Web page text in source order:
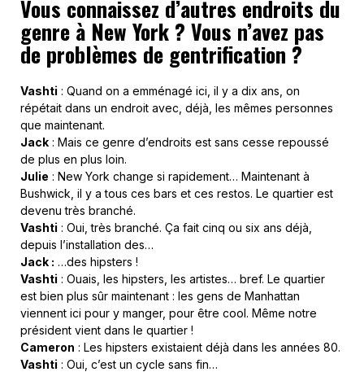
Vous connaissez d’autres endroits du
genre à New York ? Vous n’avez pas
de problèmes de gentrification ?
Vashti : Quand on a emménagé ici, il y a dix ans, on
répétait dans un endroit avec, déjà, les mêmes personnes
que maintenant.
Jack : Mais ce genre d’endroits est sans cesse repoussé
de plus en plus loin.
Julie : New York change si rapidement… Maintenant à
Bushwick, il y a tous ces bars et ces restos. Le quartier est
devenu très branché.
Vashti : Oui, très branché. Ça fait cinq ou six ans déjà,
depuis l’installation des…
Jack : …des hipsters !
Vashti : Ouais, les hipsters, les artistes… bref. Le quartier
est bien plus sûr maintenant : les gens de Manhattan
viennent ici pour y manger, pour être cool. Même notre
président vient dans le quartier !
Cameron : Les hipsters existaient déjà dans les années 80.
Vashti : Oui, c’est un cycle sans fin…